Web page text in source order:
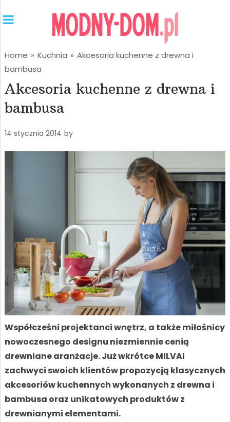
Home » Kuchnia » Akcesoria kuchenne z drewna i
bambusa
Akcesoria kuchenne z drewna i
bambusa
14 stycznia 2014 by
Współcześni projektanci wnętrz, a także miłośnicy
nowoczesnego designu niezmiennie cenią
drewniane aranżacje. Już wkrótce MILVAI
zachwyci swoich klientów propozycją klasycznych
akcesoriów kuchennych wykonanych z drewna i
bambusa oraz unikatowych produktów z
drewnianymi elementami.